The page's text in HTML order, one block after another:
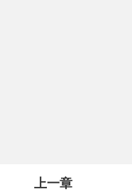
上一章